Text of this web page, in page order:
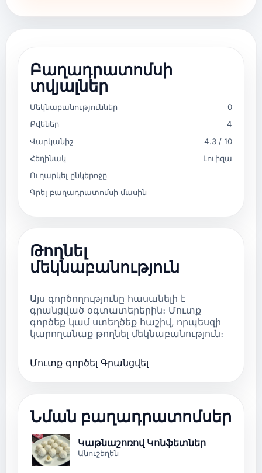
Բաղադրատոմսի
տվյալներ
Մեկնաբանություններ
0
Քվեներ
4
Վարկանիշ
4.3 / 10
Հեղինակ
Լուիզա
Ուղարկել ընկերոջը
Գրել բաղադրատոմսի մասին
Թողնել
մեկնաբանություն
Այս գործողությունը հասանելի է
գրանցված օգտատերերին։ Մուտք
գործեք կամ ստեղծեք հաշիվ, որպեսզի
կարողանաք թողնել մեկնաբանություն։
Մուտք գործել Գրանցվել
Նման բաղադրատոմսեր
Կաթնաշոռով Կոնֆետներ
Անուշեղեն